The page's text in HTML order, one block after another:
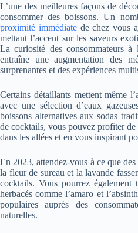
L’une des meilleures façons de
consommer des boissons. Un
proximité immédiatede chez vous
mettant l’accent sur les saveurs
La curiosité des consommateurs à
entraîne une augmentation des
surprenantes et des expériences
Certains détaillants mettent même
avec une sélection d’eaux
boissons alternatives aux sodas
de cocktails, vous pouvez profiter
dans les allées et en vous inspirant
En 2023, attendez-vous à ce que
la fleur de sureau et la lavande
cocktails. Vous pourrez également
herbacés comme l’amaro et
populaires auprès des
naturelles.